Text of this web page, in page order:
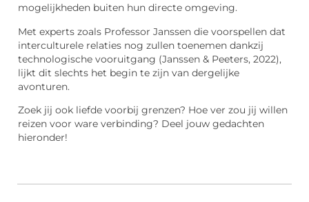
mogelijkheden buiten hun directe omgeving.
Met experts zoals Professor Janssen die voorspellen dat
interculturele relaties nog zullen toenemen dankzij
technologische vooruitgang (Janssen & Peeters, 2022),
lijkt dit slechts het begin te zijn van dergelijke
avonturen.
Zoek jij ook liefde voorbij grenzen? Hoe ver zou jij willen
reizen voor ware verbinding? Deel jouw gedachten
hieronder!